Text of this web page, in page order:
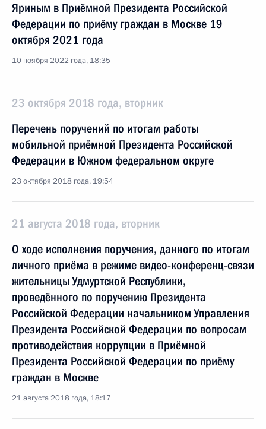
Яриным в Приёмной Президента Российской
Федерации по приёму граждан в Москве 19
октября 2021 года
10 ноября 2022 года, 18:35
23 октября 2018 года, вторник
Перечень поручений по итогам работы
мобильной приёмной Президента Российской
Федерации в Южном федеральном округе
23 октября 2018 года, 19:54
21 августа 2018 года, вторник
О ходе исполнения поручения, данного по итогам
личного приёма в режиме видео-конференц-связи
жительницы Удмуртской Республики,
проведённого по поручению Президента
Российской Федерации начальником Управления
Президента Российской Федерации по вопросам
противодействия коррупции в Приёмной
Президента Российской Федерации по приёму
граждан в Москве
21 августа 2018 года, 18:17